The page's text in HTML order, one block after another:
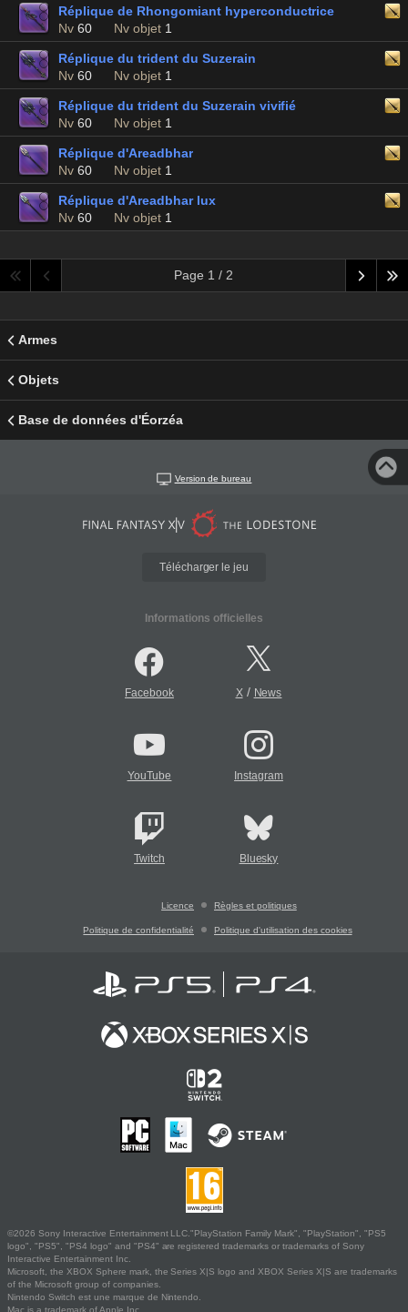
Réplique de Rhongomiant hyperconductrice
Nv 60 Nv objet 1
Réplique du trident du Suzerain
Nv 60 Nv objet 1
Réplique du trident du Suzerain vivifié
Nv 60 Nv objet 1
Réplique d'Areadbhar
Nv 60 Nv objet 1
Réplique d'Areadbhar lux
Nv 60 Nv objet 1
Page 1 / 2
Armes
Objets
Base de données d'Éorzéa
Version de bureau
Télécharger le jeu
Informations officielles
Facebook X/ News
YouTube Instagram
Twitch Bluesky
Licence Règles et politiques
Politique de confidentialité Politique d'utilisation des cookies
©2026 Sony Interactive Entertainment LLC."PlayStation Family Mark", "PlayStation", "PS5
logo", "PS5", "PS4 logo" and "PS4" are registered trademarks or trademarks of Sony
Interactive Entertainment Inc.
Microsoft, the XBOX Sphere mark, the Series X|S logo and XBOX Series X|S are trademarks
of the Microsoft group of companies.
Nintendo Switch est une marque de Nintendo.
Mac is a trademark of Apple Inc.